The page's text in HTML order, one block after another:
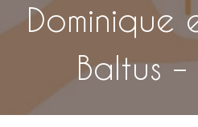
Dominique
Baltus